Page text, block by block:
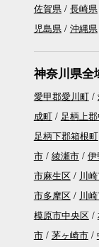
佐賀県 長崎県
児島県
沖縄県
神奈川県全
愛甲郡愛川町
成町
足柄上
足柄下郡箱根町
市
綾瀬市
市麻生区
川
市多摩区
川
模原市中央区
市
茅ヶ崎市